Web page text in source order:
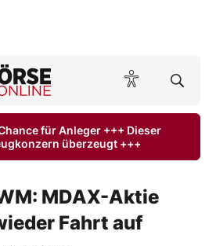
für Anleger +++ Dieser
überzeugt +++
MDAX-Aktie
Fahrt auf